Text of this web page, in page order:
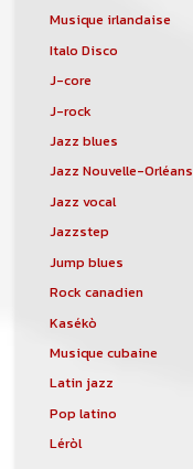
Musique irlandaise
Italo Disco
J-core
J-rock
Jazz blues
Jazz Nouvelle-Orléans
Jazz vocal
Jazzstep
Jump blues
Rock canadien
Kasékò
Musique cubaine
Latin jazz
Pop latino
Léròl